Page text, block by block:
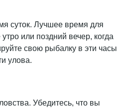
суток. Лучшее время для
или поздний вечер, когда
свою рыбалку в эти часы
улова.
Убедитесь, что вы